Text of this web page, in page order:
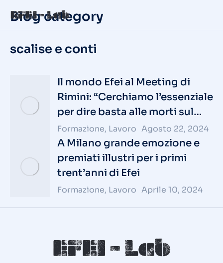
Blog category
scalise e conti
Il mondo Efei al Meeting di
Rimini: “Cerchiamo l’essenziale
per dire basta alle morti sul…
Formazione, Lavoro Agosto 22, 2024
A Milano grande emozione e
premiati illustri per i primi
trent’anni di Efei
Formazione, Lavoro Aprile 10, 2024